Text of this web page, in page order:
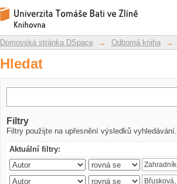
Hledat
Repozitář DSpace/Manakin
Domovská stránka DSpace → Odborná kniha →
Hledat
Filtry
Filtry použijte na upřesnění výsledků vyhledávání.
Aktuální filtry: